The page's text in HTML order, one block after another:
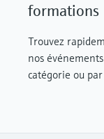
formations
Trouvez
nos
catégorie ou